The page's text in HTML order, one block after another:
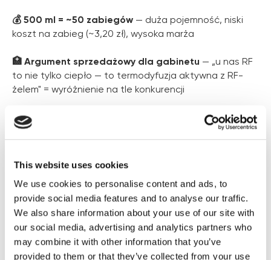
This website uses cookies
We use cookies to personalise content and ads, to
provide social media features and to analyse our traffic.
We also share information about your use of our site with
our social media, advertising and analytics partners who
may combine it with other information that you’ve
provided to them or that they’ve collected from your use
💰 500 ml = ~50 zabiegów — duża pojemność, niski
koszt na zabieg (~3,20 zł), wysoka marża
🏥 Argument sprzedażowy dla gabinetu — „u nas RF
to nie tylko ciepło — to termodyfuzja aktywna z RF-
żelem" = wyróżnienie na tle konkurencji
AKTYWNE
Kwas hialuronowy
Dzięki ciepłu głowicy RF wnika głębiej w skórę, zapewniając
intensywne nawilżenie i dostarczając fibroblastom zasoby
do regeneracji. Przyciąga i zatrzymuje do 1000x swojej masy
w wodzie.